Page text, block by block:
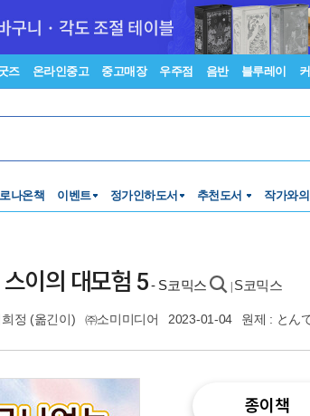
즈 온라인중고 중고매장 우주점 음반 블루레이
나온책 이벤트 정가인하도서 추천도서 작가와
이의 대모험 5- S코믹스 S코믹스
정 (옮긴이) ㈜소미미디어 2023-01-04 원제 : とん
종이책